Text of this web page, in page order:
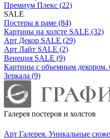
Премиум Плекс (22)
SALE
Постеры в раме (84)
Картины на холсте SALE (32)
Арт Декор SALE (29)
Арт Лайт SALE (2)
Венеция SALE (9)
Картины с объемным декором.
Зеркала (9)
Галерея постеров и холстов
Арт Галерея. Уникальные